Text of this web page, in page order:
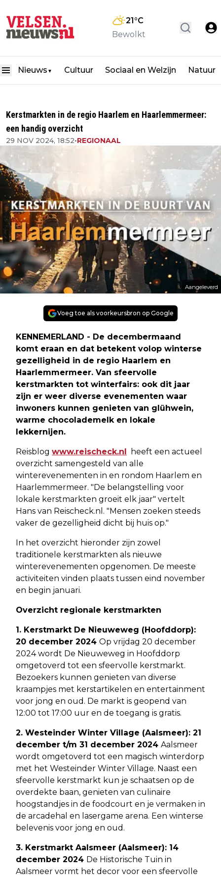
21 °C
Bewolkt
Nieuws ▼ Cultuur Sociaal en Welzijn Natuur
Kerstmarkten in de regio Haarlem en Haarlemmermeer:
een handig overzicht
29 NOV 2024, 18:52•REGIONAAL
Aangeleverd
Voeg toe als voorkeursbron op Google
KENNEMERLAND - De decembermaand
komt eraan en dat betekent volop winterse
gezelligheid in de regio Haarlem en
Haarlemmermeer. Van sfeervolle
kerstmarkten tot winterfairs: ook dit jaar
zijn er weer diverse evenementen waar
inwoners kunnen genieten van glühwein,
warme chocolademelk en lokale
lekkernijen.
Reisblog www.reischeck.nl heeft een actueel
overzicht samengesteld van alle
winterevenementen in en rondom Haarlem en
Haarlemmermeer. "De belangstelling voor
lokale kerstmarkten groeit elk jaar" vertelt
Hans van Reischeck.nl. "Mensen zoeken steeds
vaker de gezelligheid dicht bij huis op."
In het overzicht hieronder zijn zowel
traditionele kerstmarkten als nieuwe
winterevenementen opgenomen. De meeste
activiteiten vinden plaats tussen eind november
en begin januari.
Overzicht regionale kerstmarkten
1. Kerstmarkt De Nieuweweg (Hoofddorp):
20 december 2024 Op vrijdag 20 december
2024 wordt De Nieuweweg in Hoofddorp
omgetoverd tot een sfeervolle kerstmarkt.
Bezoekers kunnen genieten van diverse
kraampjes met kerstartikelen en entertainment
voor jong en oud. De markt is geopend van
12:00 tot 17:00 uur en de toegang is gratis.
2. Westeinder Winter Village (Aalsmeer): 21
december t/m 31 december 2024 Aalsmeer
wordt omgetoverd tot een magisch winterdorp
met het Westeinder Winter Village. Naast een
sfeervolle kerstmarkt kun je schaatsen op de
overdekte baan, genieten van culinaire
hoogstandjes in de foodcourt en je vermaken in
de arcadehal en lasergame arena. Een winterse
belevenis voor jong en oud.
3. Kerstmarkt Aalsmeer (Aalsmeer): 14
december 2024 De Historische Tuin in
Aalsmeer vormt het decor voor een sfeervolle